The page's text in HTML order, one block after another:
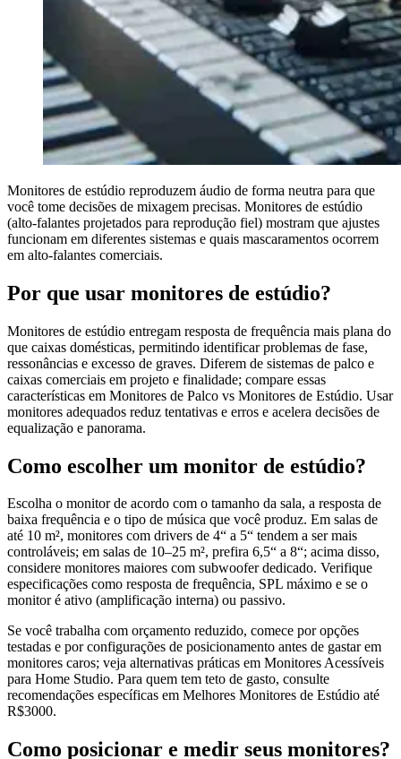
Monitores de estúdio reproduzem áudio de forma neutra para que
você tome decisões de mixagem precisas. Monitores de estúdio
(alto-falantes projetados para reprodução fiel) mostram que ajustes
funcionam em diferentes sistemas e quais mascaramentos ocorrem
em alto-falantes comerciais.
Por que usar monitores de estúdio?
Monitores de estúdio entregam resposta de frequência mais plana do
que caixas domésticas, permitindo identificar problemas de fase,
ressonâncias e excesso de graves. Diferem de sistemas de palco e
caixas comerciais em projeto e finalidade; compare essas
características em Monitores de Palco vs Monitores de Estúdio. Usar
monitores adequados reduz tentativas e erros e acelera decisões de
equalização e panorama.
Como escolher um monitor de estúdio?
Escolha o monitor de acordo com o tamanho da sala, a resposta de
baixa frequência e o tipo de música que você produz. Em salas de
até 10 m², monitores com drivers de 4“ a 5“ tendem a ser mais
controláveis; em salas de 10–25 m², prefira 6,5“ a 8“; acima disso,
considere monitores maiores com subwoofer dedicado. Verifique
especificações como resposta de frequência, SPL máximo e se o
monitor é ativo (amplificação interna) ou passivo.
Se você trabalha com orçamento reduzido, comece por opções
testadas e por configurações de posicionamento antes de gastar em
monitores caros; veja alternativas práticas em Monitores Acessíveis
para Home Studio. Para quem tem teto de gasto, consulte
recomendações específicas em Melhores Monitores de Estúdio até
R$3000.
Como posicionar e medir seus monitores?